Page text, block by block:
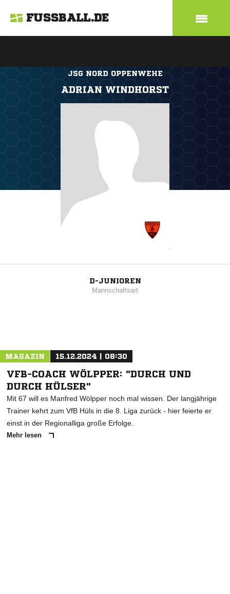
FUSSBALL.DE
JSG NORD OPPENWEHE
ADRIAN WINDHORST
D-JUNIOREN
Mannschaftsart
MAGAZIN 15.12.2024 | 08:30
VFB-COACH WÖLPPER: "DURCH UND
DURCH HÜLSER"
Mit 67 will es Manfred Wölpper noch mal wissen. Der langjährige
Trainer kehrt zum VfB Hüls in die 8. Liga zurück - hier feierte er
einst in der Regionalliga große Erfolge.
Mehr lesen